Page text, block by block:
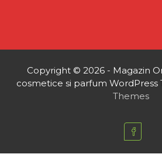
Copyright © 2026 - Magazin
cosmetice si parfum WordPress
Themes